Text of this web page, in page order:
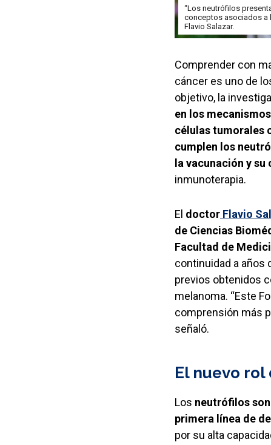
“Los neutrófilos
conceptos asociados a
Flavio Salazar.
Comprender con
cáncer es uno de
objetivo, la
en los
células tumorales
cumplen los
la vacunación y
inmunoterapia.
El doctor Flavio
de Ciencias
Facultad de
continuidad a años
previos obtenidos
melanoma. “Este
comprensión más
señaló.
El nuevo
Los neutrófilos
primera línea de
por su alta